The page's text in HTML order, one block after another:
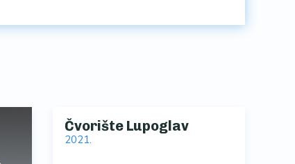
Čvorište Lupoglav
2021.